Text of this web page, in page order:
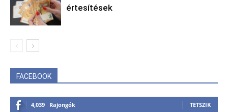
értesítések
FACEBOOK
4,039 Rajongók TETSZIK